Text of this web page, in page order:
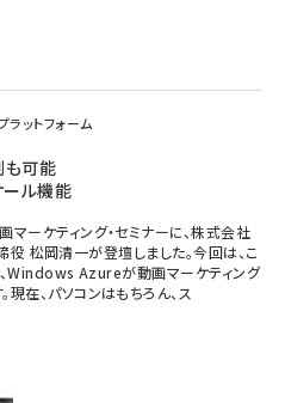
ラットフォーム
も可能
ル機能
ーケティング・セミナーに、株式会社
役 松岡清一が登壇しました。今回は、こ
Windows Azureが動画マーケティング
現在、パソコンはもちろん、ス